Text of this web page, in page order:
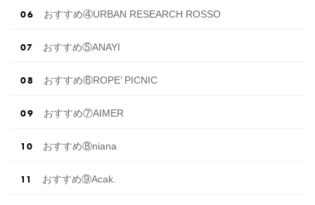
おすすめ④URBAN RESEARCH ROSSO
おすすめ⑤ANAYI
おすすめ⑥ROPE’ PICNIC
おすすめ⑦AIMER
おすすめ⑧niana
おすすめ⑨Acak.